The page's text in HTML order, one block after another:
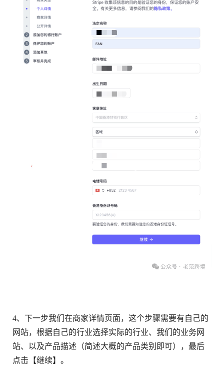
4、下一步我们在商家详情页面，这个步骤需要有自己的
网站，根据自己的行业选择实际的行业、我们的业务网
站、以及产品描述（简述大概的产品类别即可），最后
点击【继续】。